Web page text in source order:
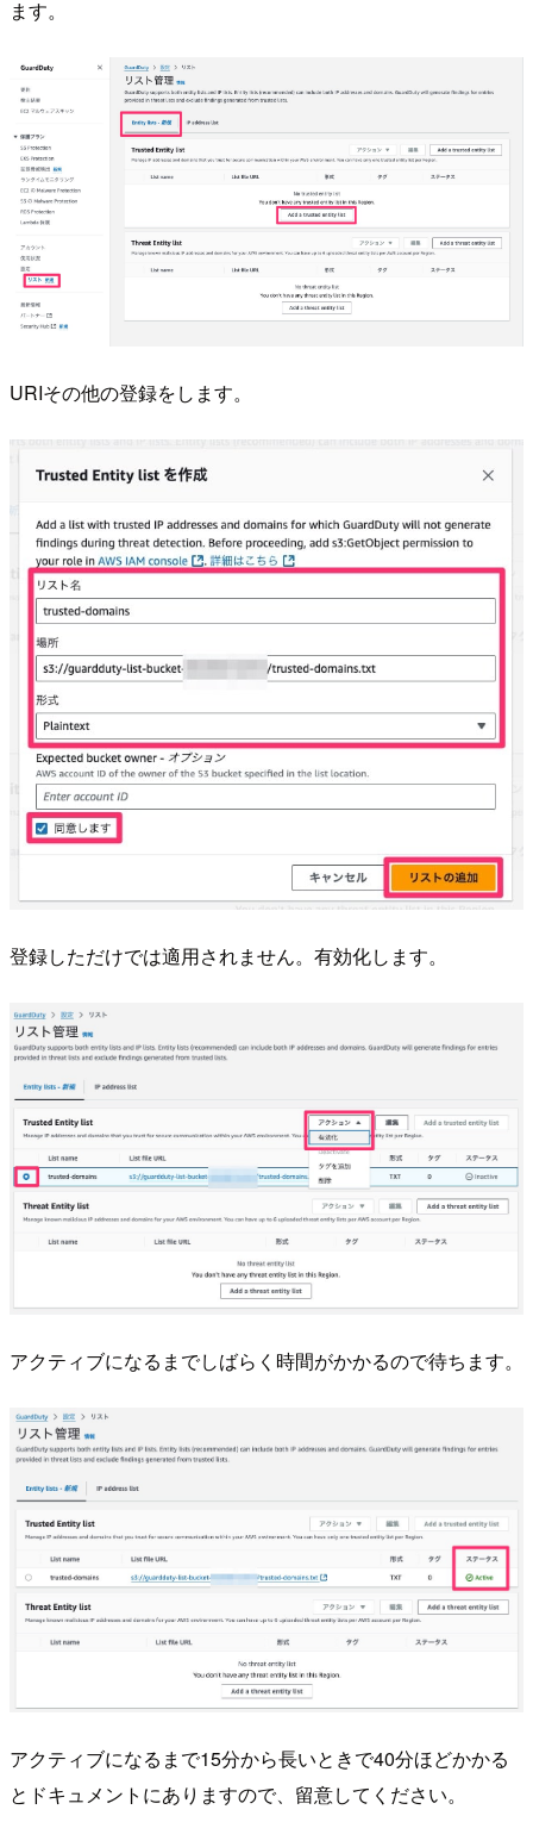
ます。
URIその他の登録をします。
登録しただけでは適用されません。有効化します。
アクティブになるまでしばらく時間がかかるので待ちます。
アクティブになるまで15分から長いときで40分ほどかかる
とドキュメントにありますので、留意してください。